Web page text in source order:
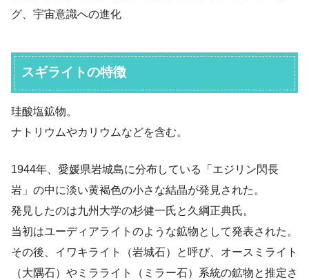
グ、宇宙意識への進化
スギライトの特徴
珪酸塩鉱物。
ナトリウムやカリウムなどを含む。
1944年、愛媛県岩城島に分布している「エジリン閃長
岩」の中に淡い黄褐色の小さな結晶が発見された。
発見したのは九州大学の杉健一氏と久綱正典氏。
当初はユーディアライトのような鉱物として発表された。
その後、イワキライト（岩城石）と呼び、オースミライト
（大隅石）やミラライト（ミラー石）系統の鉱物と推定さ